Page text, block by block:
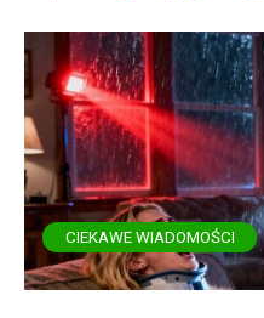
CIEKAWE WIADOMOŚCI